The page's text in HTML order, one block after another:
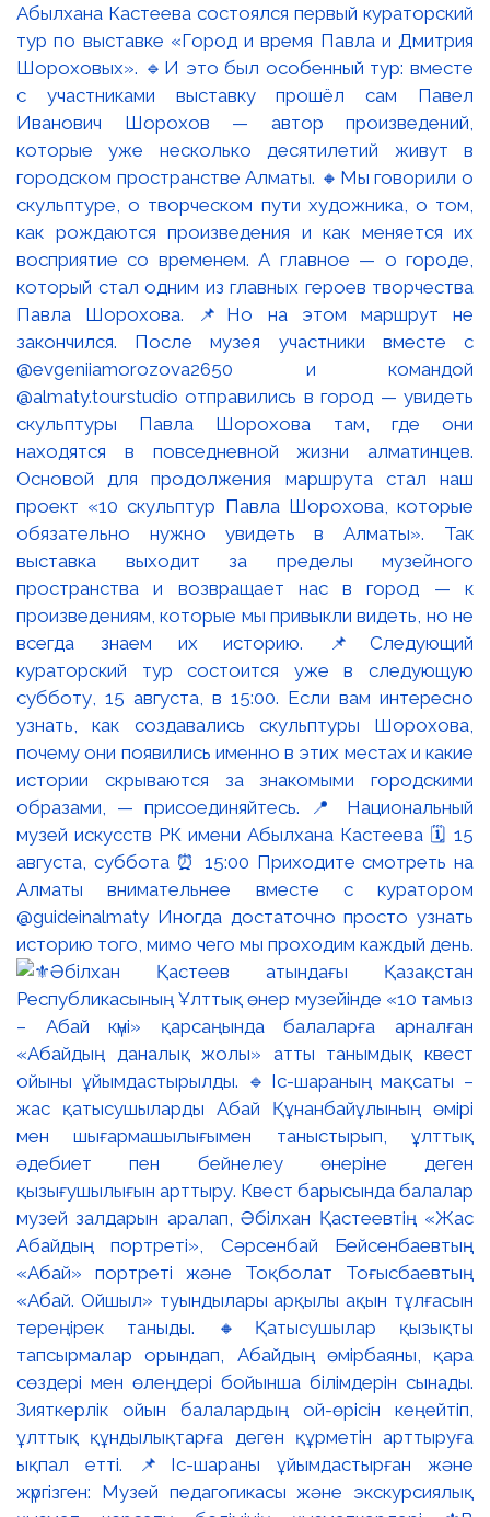
Абылхана Кастеева состоялся первый кураторский
тур по выставке «Город и время Павла и Дмитрия
Шороховых». 🔹И это был особенный тур: вместе
с участниками выставку прошёл сам Павел
Иванович Шорохов — автор произведений,
которые уже несколько десятилетий живут в
городском пространстве Алматы. 🔸Мы говорили о
скульптуре, о творческом пути художника, о том,
как рождаются произведения и как меняется их
восприятие со временем. А главное — о городе,
который стал одним из главных героев творчества
Павла Шорохова. 📌Но на этом маршрут не
закончился. После музея участники вместе с
@evgeniiamorozova2650 и командой
@almaty.tourstudio отправились в город — увидеть
скульптуры Павла Шорохова там, где они
находятся в повседневной жизни алматинцев.
Основой для продолжения маршрута стал наш
проект «10 скульптур Павла Шорохова, которые
обязательно нужно увидеть в Алматы». Так
выставка выходит за пределы музейного
пространства и возвращает нас в город — к
произведениям, которые мы привыкли видеть, но не
всегда знаем их историю. 📌Следующий
кураторский тур состоится уже в следующую
субботу, 15 августа, в 15:00. Если вам интересно
узнать, как создавались скульптуры Шорохова,
почему они появились именно в этих местах и какие
истории скрываются за знакомыми городскими
образами, — присоединяйтесь. 📍 Национальный
музей искусств РК имени Абылхана Кастеева 🗓 15
августа, суббота ⏰ 15:00 Приходите смотреть на
Алматы внимательнее вместе с куратором
@guideinalmaty Иногда достаточно просто узнать
историю того, мимо чего мы проходим каждый день.